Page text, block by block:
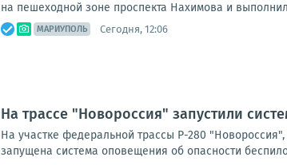
на пешеходной зоне проспекта Нахимова и
МАРИУПОЛЬ Сегодня, 12:06
На трассе "Новороссия" запустили
На участке федеральной трассы Р-280
запущена система оповещения об опасности